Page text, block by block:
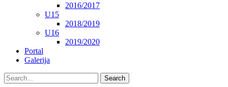
2016/2017
U15
2018/2019
U16
2019/2020
Portal
Galerija